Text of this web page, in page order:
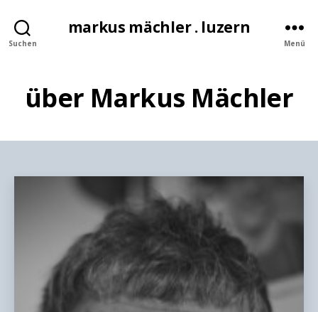
Suchen
markus mächler . luzern
Menü
über Markus Mächler